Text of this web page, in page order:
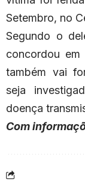
Setembro, no
Segundo o
concordou
também vai
seja
doença
Com